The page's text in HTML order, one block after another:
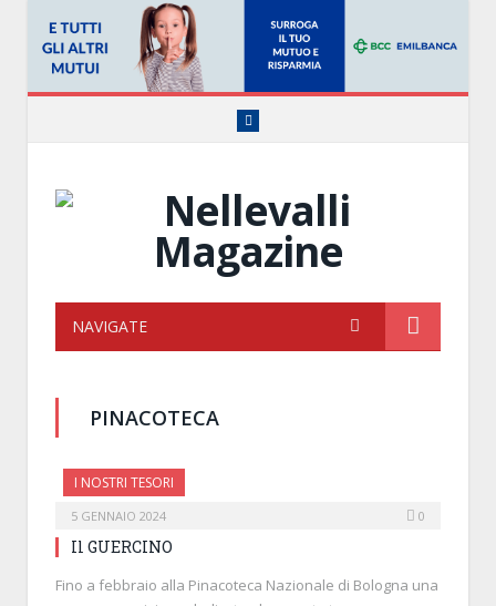
Facebook
NAVIGATE
PINACOTECA
I NOSTRI TESORI
5 GENNAIO 2024 0
Il GUERCINO
Fino a febbraio alla Pinacoteca Nazionale di Bologna una